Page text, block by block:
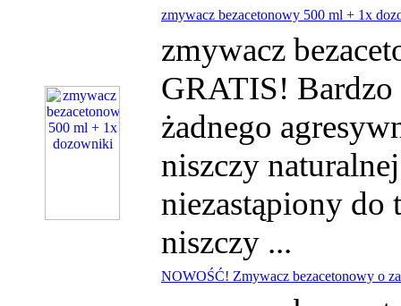
zmywacz bezacetonowy 500 ml + 1x
zmywacz
GRATIS! Bardzo
żadnego
niszczy
niezastąpiony
niszczy ...
NOWOŚĆ! Zmywacz bezacetonowy o